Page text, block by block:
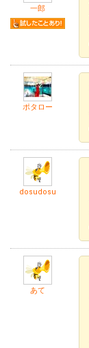
一郎
ポタロー
dosudosu
あて